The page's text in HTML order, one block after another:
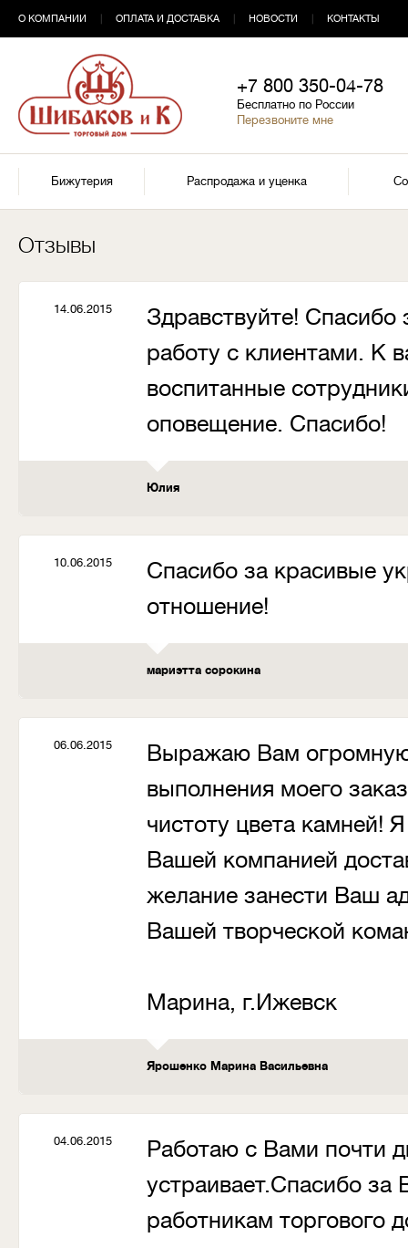
О КОМПАНИИ ОПЛАТА И ДОСТАВКА НОВОСТИ КОНТАКТЫ
+7 800 350-04-78
Бесплатно по России
Перезвоните мне
Бижутерия Распродажа и уценка
Отзывы
14.06.2015
Здравствуйте! Спасибо
работу с клиентами. К
воспитанные
оповещение. Спасибо!
Юлия
10.06.2015
Спасибо за красивые
отношение!
мариэтта сорокина
06.06.2015
Выражаю Вам огромную
выполнения моего
чистоту цвета камней!
Вашей компанией
желание занести Ваш
Вашей творческой
Марина, г.Ижевск
Ярошенко Марина Васильевна
04.06.2015
Работаю с Вами почти
устраивает.Спасибо
работникам торгового